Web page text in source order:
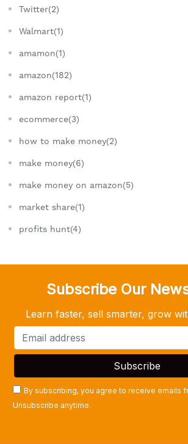
Twitter(2)
Walmart(1)
amamon(1)
amazon(182)
amazon report(1)
ecommerce(3)
how to make money(2)
make money(6)
make money on amazon(5)
market share(1)
profits hunt(4)
Subscribe Our
Learn faster, sell smarter, grow
By subscribing, you agree to receive emails
Unsubscribe anytime.